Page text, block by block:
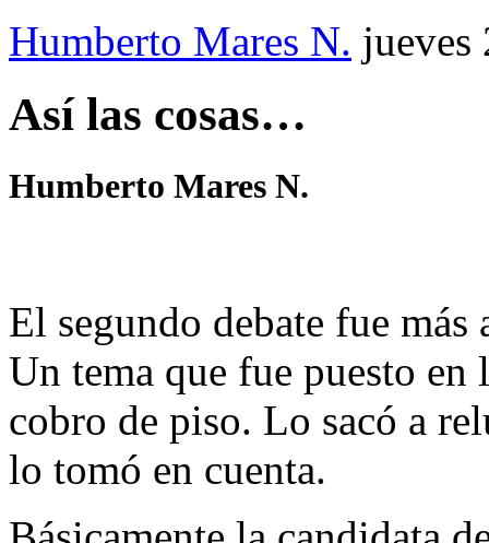
Humberto Mares N. jueves
Así las cosas…
Humberto Mares N.
El segundo debate fue
Un tema que fue puesto en
cobro de piso. Lo sacó a
lo tomó en cuenta.